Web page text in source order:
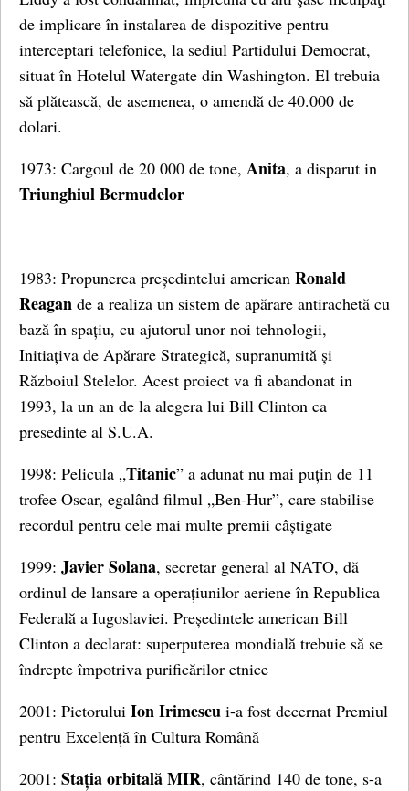
de implicare în instalarea de dispozitive pentru
interceptari telefonice, la sediul Partidului Democrat,
situat în Hotelul Watergate din Washington. El trebuia
să plătească, de asemenea, o amendă de 40.000 de
dolari.
1973: Cargoul de 20 000 de tone, Anita, a disparut in
Triunghiul Bermudelor
1983: Propunerea președintelui american Ronald
Reagan de a realiza un sistem de apărare antirachetă cu
bază în spațiu, cu ajutorul unor noi tehnologii,
Initiațiva de Apărare Strategică, supranumită și
Războiul Stelelor. Acest proiect va fi abandonat in
1993, la un an de la alegera lui Bill Clinton ca
presedinte al S.U.A.
1998: Pelicula „Titanic” a adunat nu mai puțin de 11
trofee Oscar, egalând filmul „Ben-Hur”, care stabilise
recordul pentru cele mai multe premii câștigate
1999: Javier Solana, secretar general al NATO, dă
ordinul de lansare a operațiunilor aeriene în Republica
Federală a Iugoslaviei. Președintele american Bill
Clinton a declarat: superputerea mondială trebuie să se
îndrepte împotriva purificărilor etnice
2001: Pictorului Ion Irimescu i-a fost decernat Premiul
pentru Excelență în Cultura Română
2001: Stația orbitală MIR, cântărind 140 de tone, s-a